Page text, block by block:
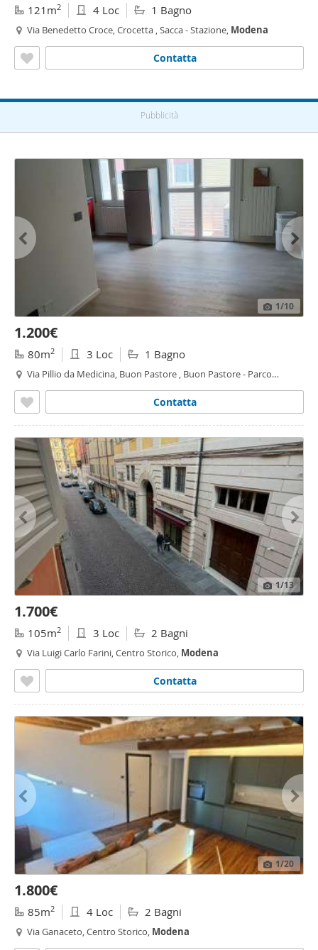
121m2 4 Loc 1 Bagno
Via Benedetto Croce, Crocetta , Sacca - Stazione, Modena
Contatta
Pubblicità
1/10
1.200€
80m2 3 Loc 1 Bagno
Via Pillio da Medicina, Buon Pastore , Buon Pastore - Parco
Contatta
1/13
1.700€
105m2 3 Loc 2 Bagni
Via Luigi Carlo Farini, Centro Storico, Modena
Contatta
1/20
1.800€
85m2 4 Loc 2 Bagni
Via Ganaceto, Centro Storico, Modena